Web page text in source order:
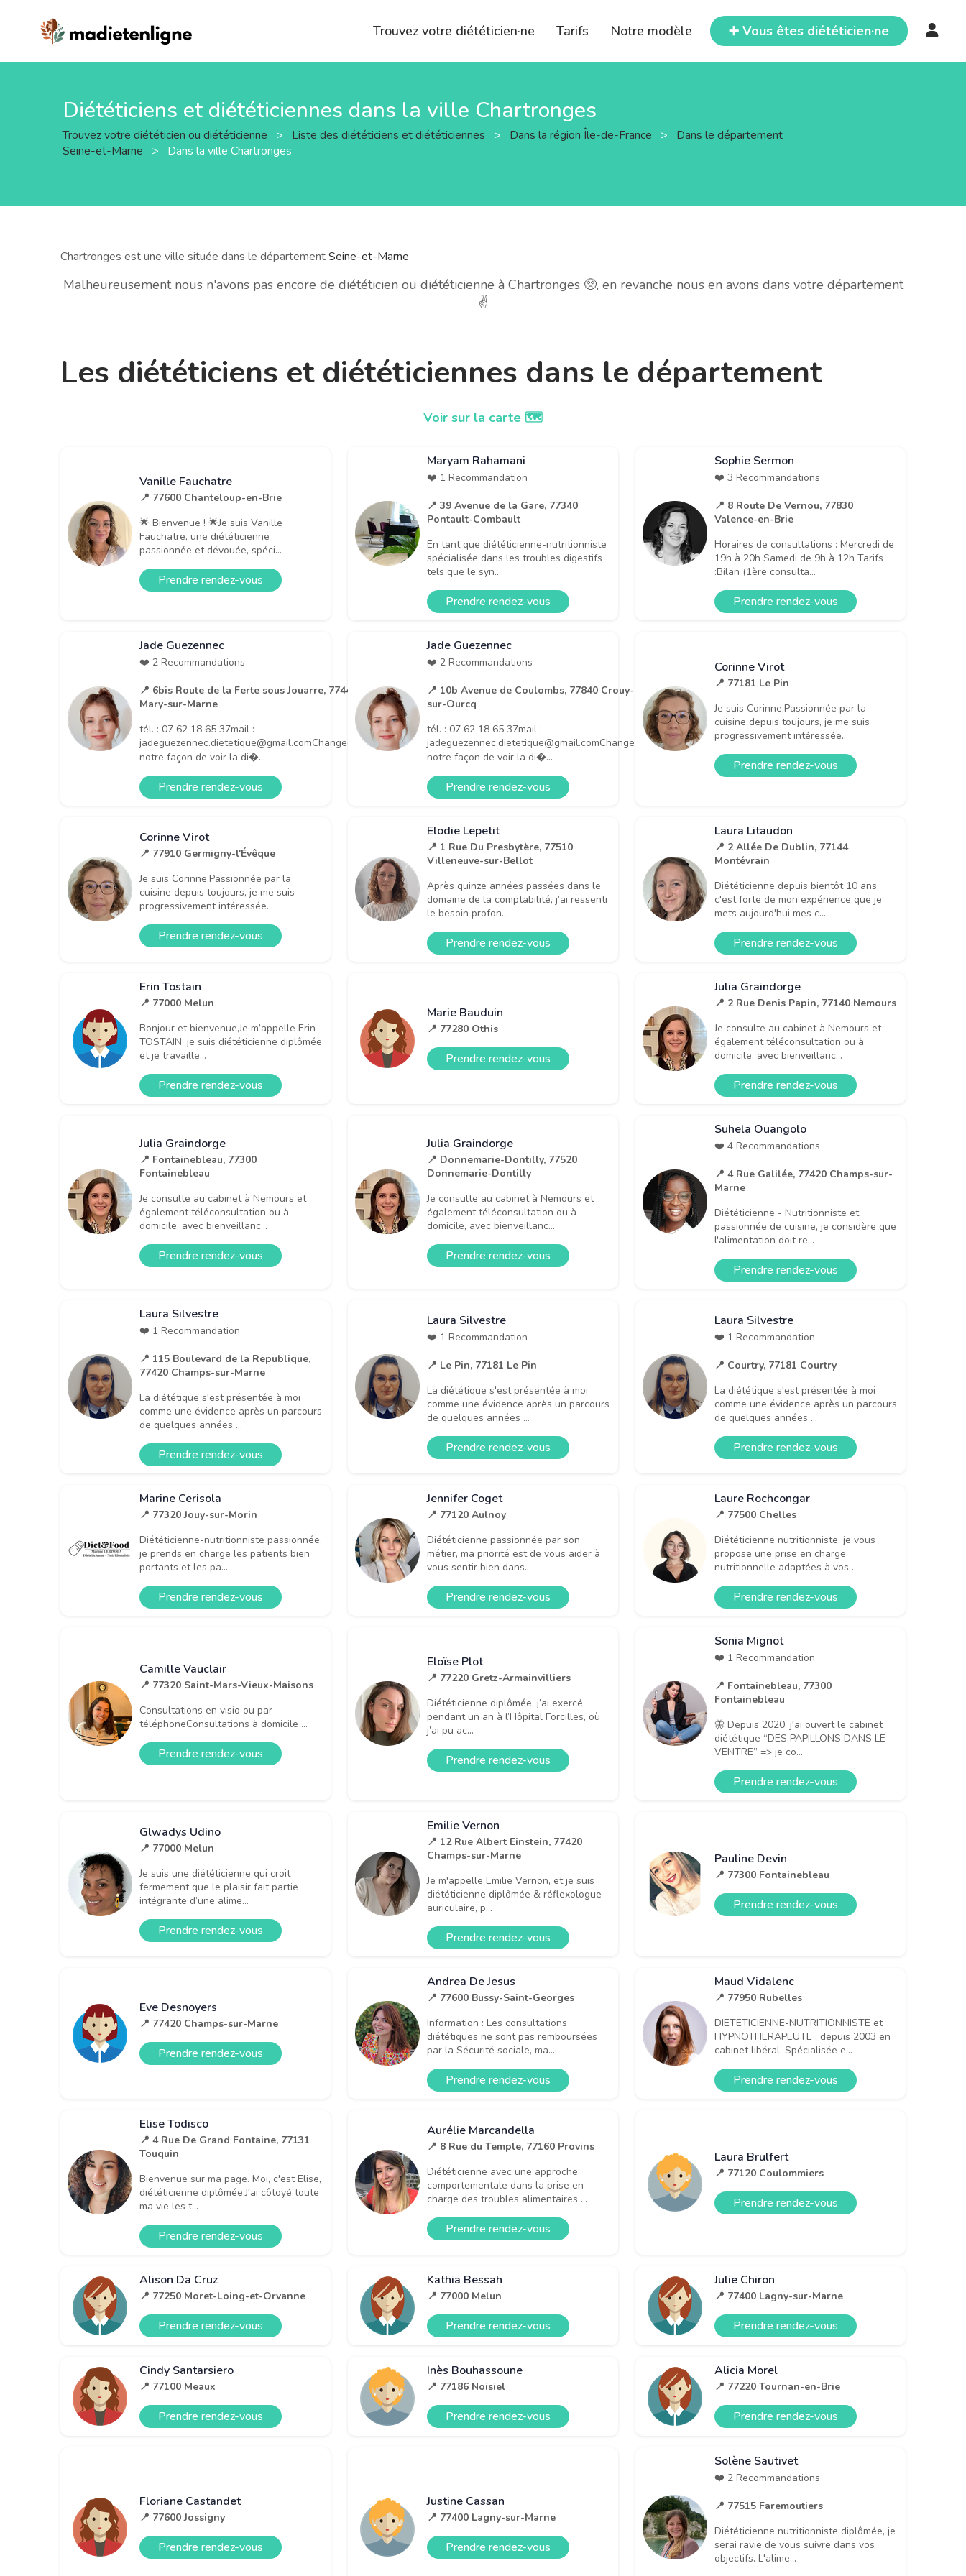
Trouvez votre diététicien·ne Tarifs Notre modèle ➕ Vous êtes diététicien·ne
Diététiciens et diététiciennes dans la ville Chartronges
Trouvez votre diététicien ou diététicienne > Liste des diététiciens et diététiciennes > Dans la région Île-de-France >
Dans le département
Seine-et-Marne
> Dans la ville Chartronges
Chartronges est une ville située dans le départementSeine-et-Marne
Malheureusement nous n'avons pas encore de diététicien ou diététicienne à Chartronges 🥺, en revanche nous en avons dans votre département
✌️
Les diététiciens et diététiciennes dans le département
Voir sur la carte 🗺️
Vanille Fauchatre
📍 77600 Chanteloup-en-Brie
🌟 Bienvenue ! 🌟Je suis Vanille
Fauchatre, une diététicienne
passionnée et dévouée, spéci...
Prendre rendez-vous
Maryam Rahamani
❤️ 1 Recommandation
📍 39 Avenue de la Gare, 77340
Pontault-Combault
En tant que diététicienne-nutritionniste
spécialisée dans les troubles digestifs
tels que le syn...
Prendre rendez-vous
Sophie Sermon
❤️ 3 Recommandations
📍 8 Route De Vernou, 77830
Valence-en-Brie
Horaires de consultations : Mercredi de
19h à 20h Samedi de 9h à 12h Tarifs
:Bilan (1ère consulta...
Prendre rendez-vous
Jade Guezennec
❤️ 2 Recommandations
📍 6bis Route de la Ferte sous Jouarre, 77440
Mary-sur-Marne
tél. : 07 62 18 65 37mail :
jadeguezennec.dietetique@gmail.comChangeons
notre façon de voir la di�...
Prendre rendez-vous
Jade Guezennec
❤️ 2 Recommandations
📍 10b Avenue de Coulombs, 77840 Crouy-
sur-Ourcq
tél. : 07 62 18 65 37mail :
jadeguezennec.dietetique@gmail.comChangeons
notre façon de voir la di�...
Prendre rendez-vous
Corinne Virot
📍 77181 Le Pin
Je suis Corinne,Passionnée par la
cuisine depuis toujours, je me suis
progressivement intéressée...
Prendre rendez-vous
Corinne Virot
📍 77910 Germigny-l'Évêque
Je suis Corinne,Passionnée par la
cuisine depuis toujours, je me suis
progressivement intéressée...
Prendre rendez-vous
Elodie Lepetit
📍 1 Rue Du Presbytère, 77510
Villeneuve-sur-Bellot
Après quinze années passées dans le
domaine de la comptabilité, j’ai ressenti
le besoin profon...
Prendre rendez-vous
Laura Litaudon
📍 2 Allée De Dublin, 77144
Montévrain
Diététicienne depuis bientôt 10 ans,
c'est forte de mon expérience que je
mets aujourd'hui mes c...
Prendre rendez-vous
Erin Tostain
📍 77000 Melun
Bonjour et bienvenue,Je m’appelle Erin
TOSTAIN, je suis diététicienne diplômée
et je travaille...
Prendre rendez-vous
Marie Bauduin
📍 77280 Othis
Prendre rendez-vous
Julia Graindorge
📍 2 Rue Denis Papin, 77140 Nemours
Je consulte au cabinet à Nemours et
également téléconsultation ou à
domicile, avec bienveillanc...
Prendre rendez-vous
Julia Graindorge
📍 Fontainebleau, 77300
Fontainebleau
Je consulte au cabinet à Nemours et
également téléconsultation ou à
domicile, avec bienveillanc...
Prendre rendez-vous
Julia Graindorge
📍 Donnemarie-Dontilly, 77520
Donnemarie-Dontilly
Je consulte au cabinet à Nemours et
également téléconsultation ou à
domicile, avec bienveillanc...
Prendre rendez-vous
Suhela Ouangolo
❤️ 4 Recommandations
📍 4 Rue Galilée, 77420 Champs-sur-
Marne
Diététicienne - Nutritionniste et
passionnée de cuisine, je considère que
l'alimentation doit re...
Prendre rendez-vous
Laura Silvestre
❤️ 1 Recommandation
📍 115 Boulevard de la Republique,
77420 Champs-sur-Marne
La diététique s'est présentée à moi
comme une évidence après un parcours
de quelques années ...
Prendre rendez-vous
Laura Silvestre
❤️ 1 Recommandation
📍 Le Pin, 77181 Le Pin
La diététique s'est présentée à moi
comme une évidence après un parcours
de quelques années ...
Prendre rendez-vous
Laura Silvestre
❤️ 1 Recommandation
📍 Courtry, 77181 Courtry
La diététique s'est présentée à moi
comme une évidence après un parcours
de quelques années ...
Prendre rendez-vous
Marine Cerisola
📍 77320 Jouy-sur-Morin
Diététicienne-nutritionniste passionnée,
je prends en charge les patients bien
portants et les pa...
Prendre rendez-vous
Jennifer Coget
📍 77120 Aulnoy
Diététicienne passionnée par son
métier, ma priorité est de vous aider à
vous sentir bien dans...
Prendre rendez-vous
Laure Rochcongar
📍 77500 Chelles
Diététicienne nutritionniste, je vous
propose une prise en charge
nutritionnelle adaptées à vos ...
Prendre rendez-vous
Camille Vauclair
📍 77320 Saint-Mars-Vieux-Maisons
Consultations en visio ou par
téléphoneConsultations à domicile ...
Prendre rendez-vous
Eloïse Plot
📍 77220 Gretz-Armainvilliers
Diététicienne diplômée, j’ai exercé
pendant un an à l’Hôpital Forcilles, où
j’ai pu ac...
Prendre rendez-vous
Sonia Mignot
❤️ 1 Recommandation
📍 Fontainebleau, 77300
Fontainebleau
🦋 Depuis 2020, j'ai ouvert le cabinet
diététique “DES PAPILLONS DANS LE
VENTRE” => je co...
Prendre rendez-vous
Glwadys Udino
📍 77000 Melun
Je suis une diététicienne qui croit
fermement que le plaisir fait partie
intégrante d’une alime...
Prendre rendez-vous
Emilie Vernon
📍 12 Rue Albert Einstein, 77420
Champs-sur-Marne
Je m'appelle Emilie Vernon, et je suis
diététicienne diplômée & réflexologue
auriculaire, p...
Prendre rendez-vous
Pauline Devin
📍 77300 Fontainebleau
Prendre rendez-vous
Eve Desnoyers
📍 77420 Champs-sur-Marne
Prendre rendez-vous
Andrea De Jesus
📍 77600 Bussy-Saint-Georges
Information : Les consultations
diététiques ne sont pas remboursées
par la Sécurité sociale, ma...
Prendre rendez-vous
Maud Vidalenc
📍 77950 Rubelles
DIETETICIENNE-NUTRITIONNISTE et
HYPNOTHERAPEUTE , depuis 2003 en
cabinet libéral. Spécialisée e...
Prendre rendez-vous
Elise Todisco
📍 4 Rue De Grand Fontaine, 77131
Touquin
Bienvenue sur ma page. Moi, c'est Elise,
diététicienne diplômée.J'ai côtoyé toute
ma vie les t...
Prendre rendez-vous
Aurélie Marcandella
📍 8 Rue du Temple, 77160 Provins
Diététicienne avec une approche
comportementale dans la prise en
charge des troubles alimentaires ...
Prendre rendez-vous
Laura Brulfert
📍 77120 Coulommiers
Prendre rendez-vous
Alison Da Cruz
📍 77250 Moret-Loing-et-Orvanne
Prendre rendez-vous
Kathia Bessah
📍 77000 Melun
Prendre rendez-vous
Julie Chiron
📍 77400 Lagny-sur-Marne
Prendre rendez-vous
Cindy Santarsiero
📍 77100 Meaux
Prendre rendez-vous
Inès Bouhassoune
📍 77186 Noisiel
Prendre rendez-vous
Alicia Morel
📍 77220 Tournan-en-Brie
Prendre rendez-vous
Floriane Castandet
📍 77600 Jossigny
Prendre rendez-vous
Justine Cassan
📍 77400 Lagny-sur-Marne
Prendre rendez-vous
Solène Sautivet
❤️ 2 Recommandations
📍 77515 Faremoutiers
Diététicienne nutritionniste diplômée, je
serai ravie de vous suivre dans vos
objectifs. L'alime...